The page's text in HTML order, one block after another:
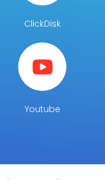
ClickDisk
Youtube